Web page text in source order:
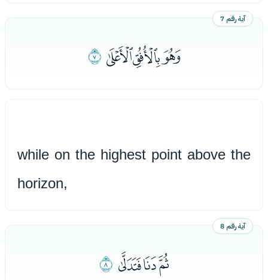
آية رقم 7
ﭮﭯﭰﭱ
while on the highest point above the
horizon,
آية رقم 8
ﭲﭳﭴﭵ